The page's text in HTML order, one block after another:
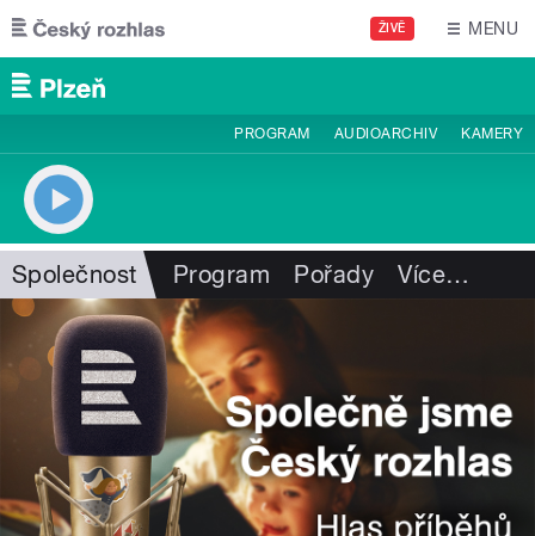
Přejít k hlavnímu obsahu
ŽIVĚ MENU
PROGRAM AUDIOARCHIV KAMERY
Společnost Program Pořady Více…